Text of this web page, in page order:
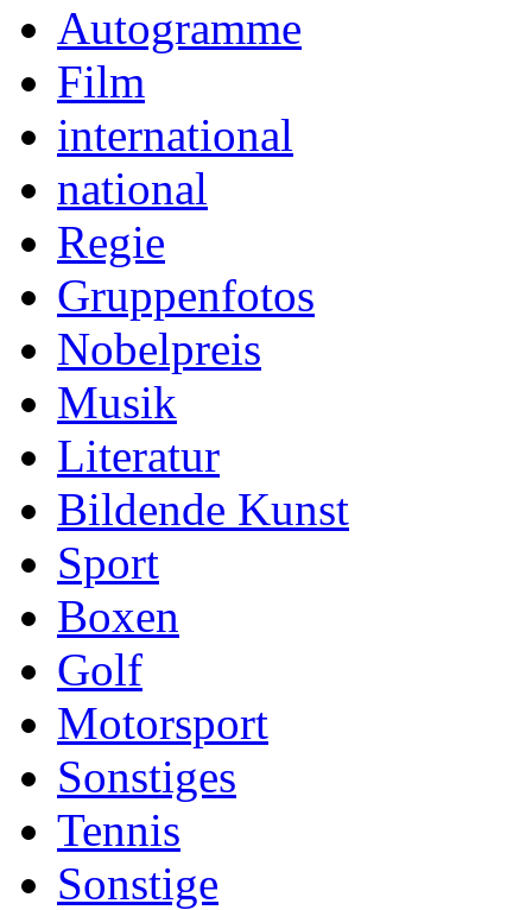
Autogramme
Film
international
national
Regie
Gruppenfotos
Nobelpreis
Musik
Literatur
Bildende Kunst
Sport
Boxen
Golf
Motorsport
Sonstiges
Tennis
Sonstige